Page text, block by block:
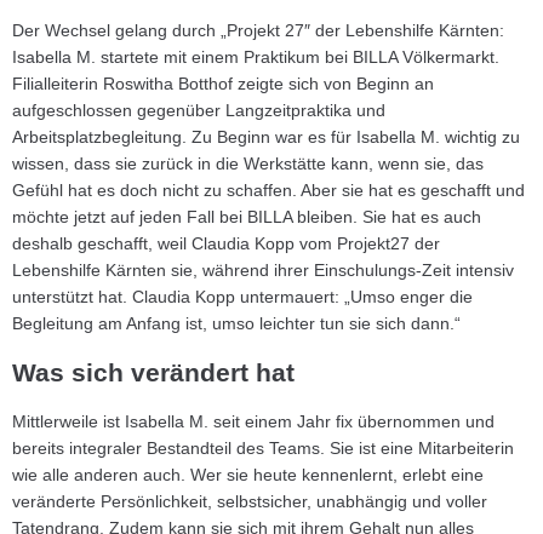
Der Wechsel gelang durch „Projekt 27″ der Lebenshilfe Kärnten:
Isabella M. startete mit einem Praktikum bei BILLA Völkermarkt.
Filialleiterin Roswitha Botthof zeigte sich von Beginn an
aufgeschlossen gegenüber Langzeitpraktika und
Arbeitsplatzbegleitung. Zu Beginn war es für Isabella M. wichtig zu
wissen, dass sie zurück in die Werkstätte kann, wenn sie, das
Gefühl hat es doch nicht zu schaffen. Aber sie hat es geschafft und
möchte jetzt auf jeden Fall bei BILLA bleiben. Sie hat es auch
deshalb geschafft, weil Claudia Kopp vom Projekt27 der
Lebenshilfe Kärnten sie, während ihrer Einschulungs-Zeit intensiv
unterstützt hat. Claudia Kopp untermauert: „Umso enger die
Begleitung am Anfang ist, umso leichter tun sie sich dann.“
Was sich verändert hat
Mittlerweile ist Isabella M. seit einem Jahr fix übernommen und
bereits integraler Bestandteil des Teams. Sie ist eine Mitarbeiterin
wie alle anderen auch. Wer sie heute kennenlernt, erlebt eine
veränderte Persönlichkeit, selbstsicher, unabhängig und voller
Tatendrang. Zudem kann sie sich mit ihrem Gehalt nun alles